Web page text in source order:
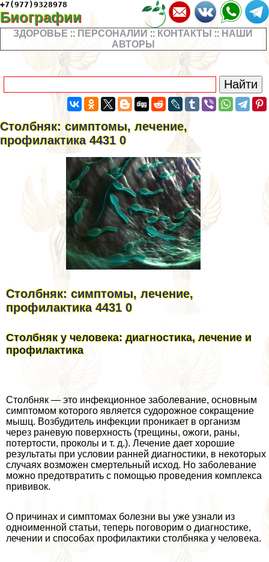
+7(977)9328978
Биографии
ЗДОРОВЬЕ :: ПЕРСОНАЛИИ :: КОНТАКТЫ :: НАШИ
АВТОРЫ
Столбняк: симптомы, лечение,
профилактика 4431 0
Столбняк: симптомы, лечение,
профилактика 4431 0
Столбняк у человека: диагностика, лечение и
профилактика
Столбняк — это инфекционное заболевание, основным
симптомом которого является судорожное сокращение
мышц. Возбудитель инфекции проникает в организм
через раневую поверхность (трещины, ожоги, раны,
потертости, проколы и т. д.). Лечение дает хорошие
результаты при условии ранней диагностики, в некоторых
случаях возможен cмepтельный исход. Но заболевание
можно предотвратить с помощью проведения комплекса
прививок.
О причинах и симптомах болезни вы уже узнали из
одноименной статьи, теперь поговорим о диагностике,
лечении и способах профилактики столбняка у человека.